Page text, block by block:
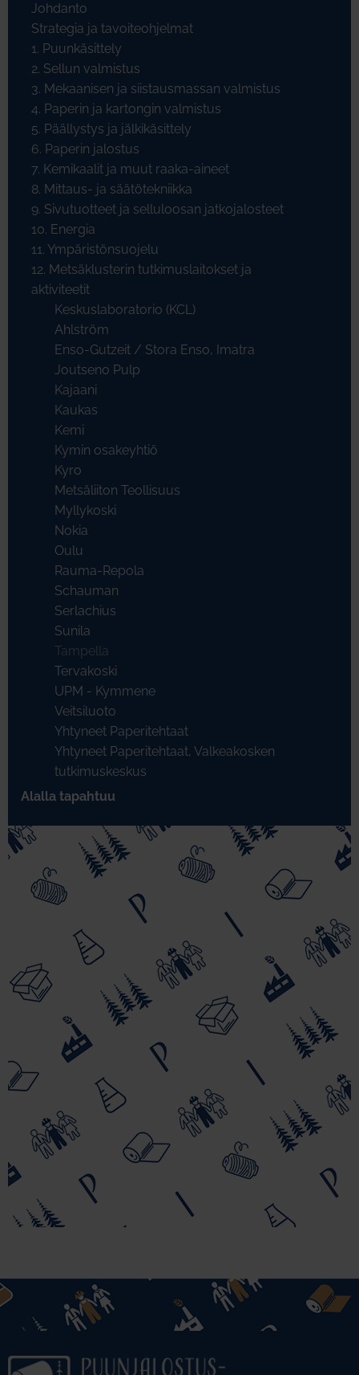
Johdanto
Strategia ja tavoiteohjelmat
1. Puunkäsittely
2. Sellun valmistus
3. Mekaanisen ja siistausmassan valmistus
4. Paperin ja kartongin valmistus
5. Päällystys ja jälkikäsittely
6. Paperin jalostus
7. Kemikaalit ja muut raaka-aineet
8. Mittaus- ja säätötekniikka
9. Sivutuotteet ja selluloosan jatkojalosteet
10. Energia
11. Ympäristönsuojelu
12. Metsäklusterin tutkimuslaitokset ja
aktiviteetit
Keskuslaboratorio (KCL)
Ahlström
Enso-Gutzeit / Stora Enso, Imatra
Joutseno Pulp
Kajaani
Kaukas
Kemi
Kymin osakeyhtiö
Kyro
Metsäliiton Teollisuus
Myllykoski
Nokia
Oulu
Rauma-Repola
Schauman
Serlachius
Sunila
Tampella
Tervakoski
UPM - Kymmene
Veitsiluoto
Yhtyneet Paperitehtaat
Yhtyneet Paperitehtaat, Valkeakosken
tutkimuskeskus
Alalla tapahtuu